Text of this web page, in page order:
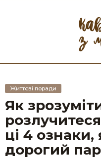
Життєві поради
Як
ці 4
дорогий